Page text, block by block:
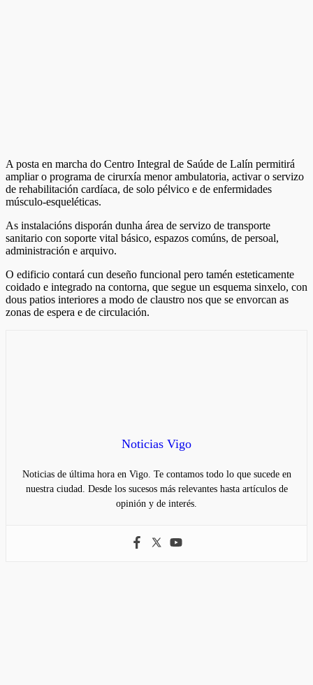
A posta en marcha do Centro Integral de Saúde de Lalín permitirá
ampliar o programa de cirurxía menor ambulatoria, activar o servizo
de rehabilitación cardíaca, de solo pélvico e de enfermidades
músculo-esqueléticas.
As instalacións disporán dunha área de servizo de transporte
sanitario con soporte vital básico, espazos comúns, de persoal,
administración e arquivo.
O edificio contará cun deseño funcional pero tamén esteticamente
coidado e integrado na contorna, que segue un esquema sinxelo, con
dous patios interiores a modo de claustro nos que se envorcan as
zonas de espera e de circulación.
Noticias Vigo
Noticias de última hora en Vigo. Te contamos todo lo que sucede en
nuestra ciudad. Desde los sucesos más relevantes hasta artículos de
opinión y de interés.